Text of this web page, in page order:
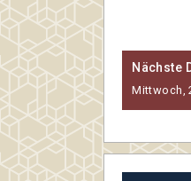
Nächste
Mittwoch,